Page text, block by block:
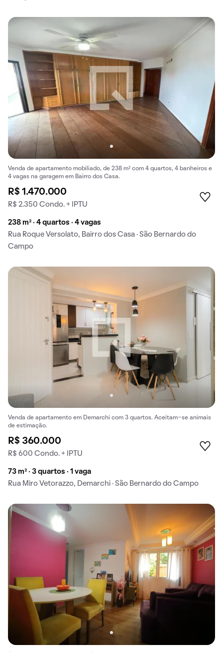
Venda de apartamento mobiliado, de 238 m² com 4 quartos, 4 banheiros e
4 vagas na garagem em Bairro dos Casa.
R$ 1.470.000
R$ 2.350 Condo. + IPTU
238 m² · 4 quartos · 4 vagas
Rua Roque Versolato, Bairro dos Casa · São Bernardo do
Campo
Venda de apartamento em Demarchi com 3 quartos. Aceitam-se animais
de estimação.
R$ 360.000
R$ 600 Condo. + IPTU
73 m² · 3 quartos · 1 vaga
Rua Miro Vetorazzo, Demarchi · São Bernardo do Campo